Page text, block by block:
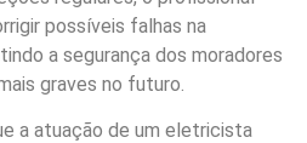
possíveis falhas na
a segurança dos moradores
graves no futuro.
a atuação de um eletricista